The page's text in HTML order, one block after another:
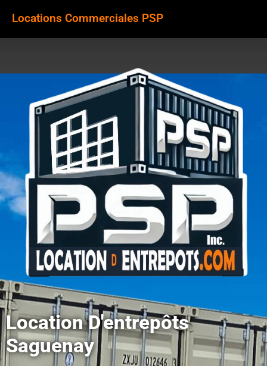
Locations Commerciales PSP
Location D'entrepôts
Saguenay